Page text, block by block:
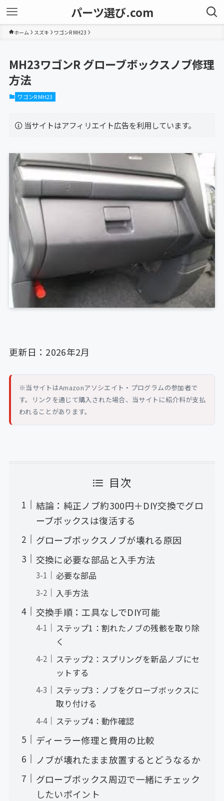
パーツ選び.com
ホーム スズキ ワゴンR MH23
MH23ワゴンR グローブボックスノブ修理
方法
ワゴンR MH23
当サイトはアフィリエイト広告を利用しています。
更新日：2026年2月
※当サイトはAmazonアソシエイト・プログラムの参加者で
す。リンクを通じて購入された場合、当サイトに紹介料が支払
われることがあります。
目次
結論：純正ノブ約300円＋DIY交換でグロ
ーブボックスは復活する
グローブボックスノブが壊れる原因
交換に必要な部品と入手方法
必要な部品
入手方法
交換手順：工具なしでDIY可能
ステップ1：割れたノブの残骸を取り除
く
ステップ2：スプリングを新品ノブにセ
ットする
ステップ3：ノブをグローブボックスに
取り付ける
ステップ4：動作確認
ディーラー修理と費用の比較
ノブが壊れたまま放置するとどうなるか
グローブボックス周辺で一緒にチェック
したいポイント